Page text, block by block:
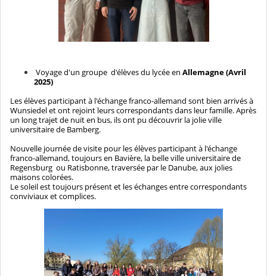
Voyage d'un groupe d'élèves du lycée en Allemagne (Avril
2025)
Les élèves participant à l'échange franco-allemand sont bien arrivés à
Wunsiedel et ont rejoint leurs correspondants dans leur famille. Après
un long trajet de nuit en bus, ils ont pu découvrir la jolie ville
universitaire de Bamberg.
Nouvelle journée de visite pour les élèves participant à l'échange
franco-allemand, toujours en Bavière, la belle ville universitaire de
Regensburg ou Ratisbonne, traversée par le Danube, aux jolies
maisons colorées.
Le soleil est toujours présent et les échanges entre correspondants
conviviaux et complices.